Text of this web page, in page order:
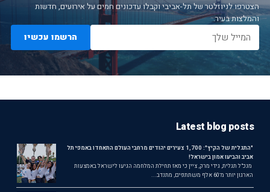
הצטרפו לניוזלטר של תל-אביבי וקבלו עדכונים חמים על אירועים, חדשות
והמלצות בעיר.
הרשמו עכשיו
Latest blog posts
"התגלית של הקיץ": 1,700 צעירים יהודים מרחבי העולם התאחדו באמפי תל
אביב והביעו אמון בישראל!
מנכ"ל תגלית, גידי מרק, ציין כי מאז תחילת המלחמה הגיעו לישראל באמצעות
הארגון יותר מ־60 אלף משתתפים, מתנדב...